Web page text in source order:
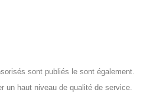
sont publiés le sont également.
un haut niveau de qualité de service.